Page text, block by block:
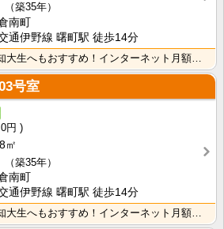
（築35年）
南町
通伊野線 曙町駅 徒歩14分
朝倉キャンパスへ通う高知大生へもおすすめ！インターネット月額使用料無料！敷金・礼金なし！エアコン・照･･･
号室
0円
㎡
（築35年）
南町
通伊野線 曙町駅 徒歩14分
朝倉キャンパスへ通う高知大生へもおすすめ！インターネット月額使用料無料！敷金・礼金なし！エアコン・照･･･